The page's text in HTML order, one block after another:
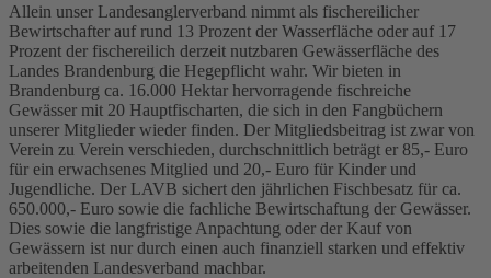
Allein unser Landesanglerverband nimmt als fischereilicher
Bewirtschafter auf rund 13 Prozent der Wasserfläche oder auf 17
Prozent der fischereilich derzeit nutzbaren Gewässerfläche des
Landes Brandenburg die Hegepflicht wahr. Wir bieten in
Brandenburg ca. 16.000 Hektar hervorragende fischreiche
Gewässer mit 20 Hauptfischarten, die sich in den Fangbüchern
unserer Mitglieder wieder finden. Der Mitgliedsbeitrag ist zwar von
Verein zu Verein verschieden, durchschnittlich beträgt er 85,- Euro
für ein erwachsenes Mitglied und 20,- Euro für Kinder und
Jugendliche. Der LAVB sichert den jährlichen Fischbesatz für ca.
650.000,- Euro sowie die fachliche Bewirtschaftung der Gewässer.
Dies sowie die langfristige Anpachtung oder der Kauf von
Gewässern ist nur durch einen auch finanziell starken und effektiv
arbeitenden Landesverband machbar.